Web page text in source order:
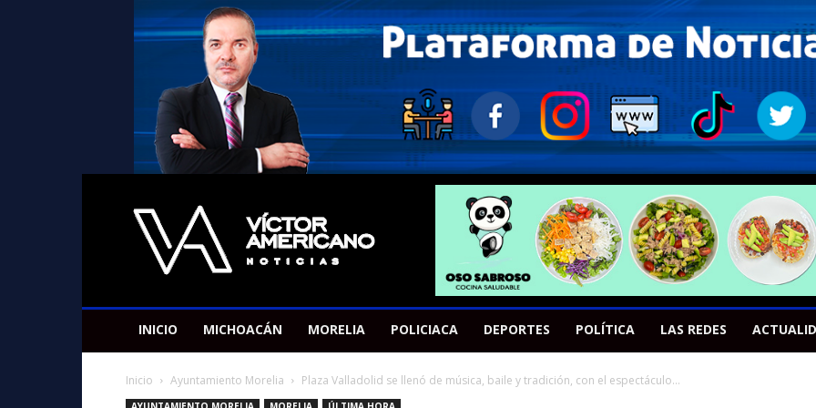
Americano
Victor
INICIO MICHOACÁN MORELIA POLICIACA DEPORTES POLÍTICA LAS REDES
Inicio Ayuntamiento Morelia Plaza Valladolid se llenó de música, baile y tradición, con el espectáculo...